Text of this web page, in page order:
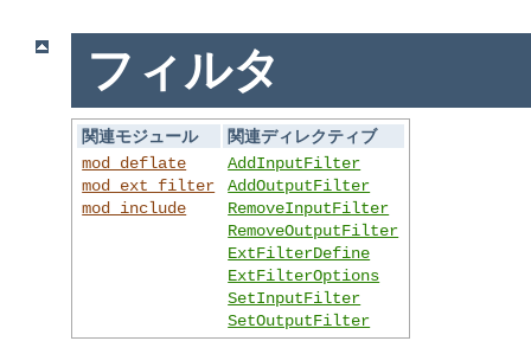
フィルタ
関連モジュール
関連ディレクティブ
mod_deflate
mod_ext_filter
mod_include
AddInputFilter
AddOutputFilter
RemoveInputFilter
RemoveOutputFilter
ExtFilterDefine
ExtFilterOptions
SetInputFilter
SetOutputFilter